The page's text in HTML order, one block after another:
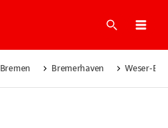
Suche
Bremen Bremerhaven Weser-